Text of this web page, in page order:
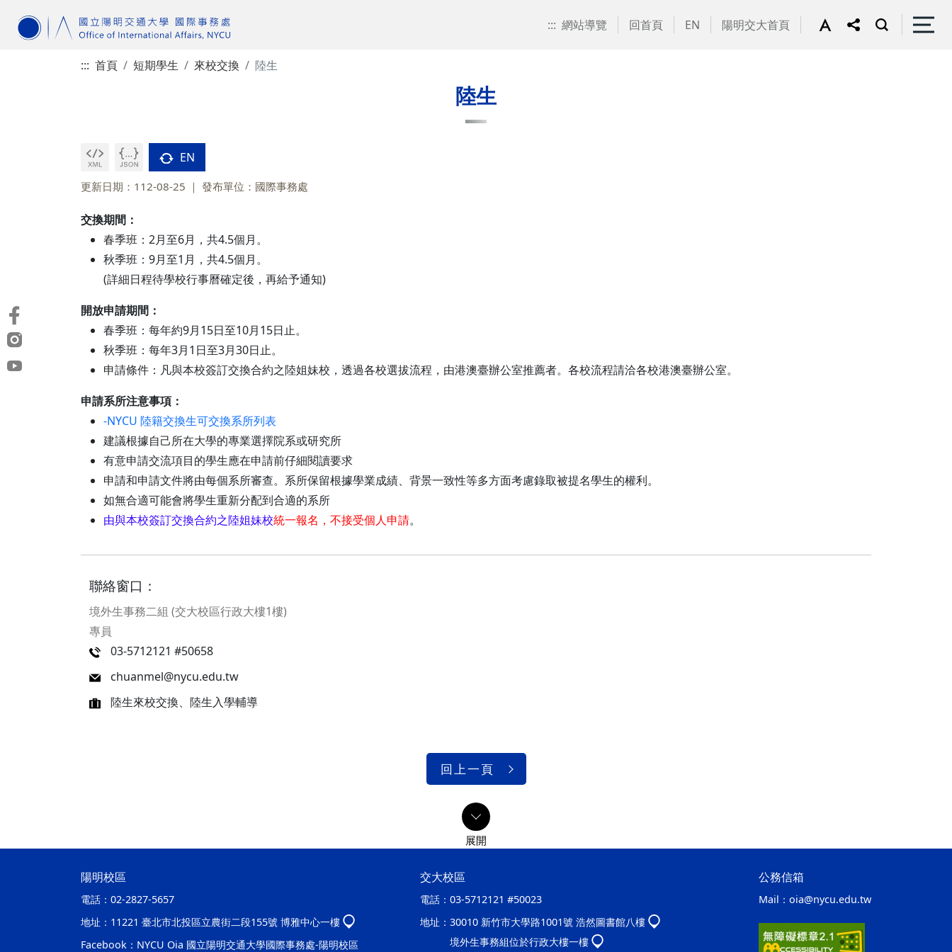
::: 網站導覽 回首頁 EN 陽明交大首頁
::: 首頁 短期學生 來校交換 陸生
陸生
EN
更新日期：112-08-25 發布單位：國際事務處
交換期間：
春季班：2月至6月，共4.5個月。
秋季班：9月至1月，共4.5個月。
(詳細日程待學校行事曆確定後，再給予通知)
開放申請期間：
春季班：每年約9月15日至10月15日止。
秋季班：每年3月1日至3月30日止。
申請條件：凡與本校簽訂交換合約之陸姐妹校，透過各校選拔流程，由港澳臺辦公室推薦者。各校流程請洽各校港澳臺辦公室。
申請系所注意事項：
-NYCU 陸籍交換生可交換系所列表
建議根據自己所在大學的專業選擇院系或研究所
有意申請交流項目的學生應在申請前仔細閱讀要求
申請和申請文件將由每個系所審查。系所保留根據學業成績、背景一致性等多方面考慮錄取被提名學生的權利。
如無合適可能會將學生重新分配到合適的系所
由與本校簽訂交換合約之陸姐妹校統一報名，不接受個人申請。
聯絡窗口：
境外生事務二組 (交大校區行政大樓1樓)
專員
03-5712121 #50658
chuanmel@nycu.edu.tw
陸生來校交換、陸生入學輔導
回上一頁
陽明校區
電話： 02-2827-5657
地址： 11221 臺北市北投區立農街二段155號 博雅中心一樓
Facebook： NYCU Oia 國立陽明交通大學國際事務處-陽明校區
交大校區
電話： 03-5712121 #50023
地址： 30010 新竹市大學路1001號 浩然圖書館八樓
境外生事務組位於行政大樓一樓
公務信箱
Mail： oia@nycu.edu.tw